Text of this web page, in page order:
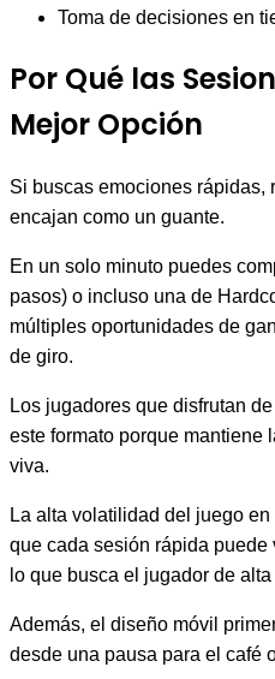
Toma de decisiones en
Por Qué las
Mejor Opción
Si buscas emociones rápidas,
encajan como un guante.
En un solo minuto puedes
pasos) o incluso una de
múltiples oportunidades de
de giro.
Los jugadores que disfrutan
este formato porque mantiene
viva.
La alta volatilidad del juego
que cada sesión rápida
lo que busca el jugador de
Además, el diseño móvil
desde una pausa para el café